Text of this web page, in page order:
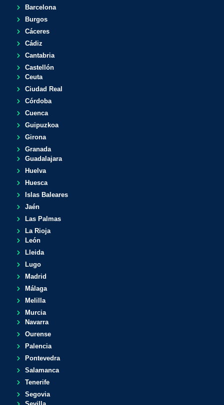
Barcelona
Burgos
Cáceres
Cádiz
Cantabria
Castellón
Ceuta
Ciudad Real
Córdoba
Cuenca
Guipuzkoa
Girona
Granada
Guadalajara
Huelva
Huesca
Islas Baleares
Jaén
Las Palmas
La Rioja
León
Lleida
Lugo
Madrid
Málaga
Melilla
Murcia
Navarra
Ourense
Palencia
Pontevedra
Salamanca
Tenerife
Segovia